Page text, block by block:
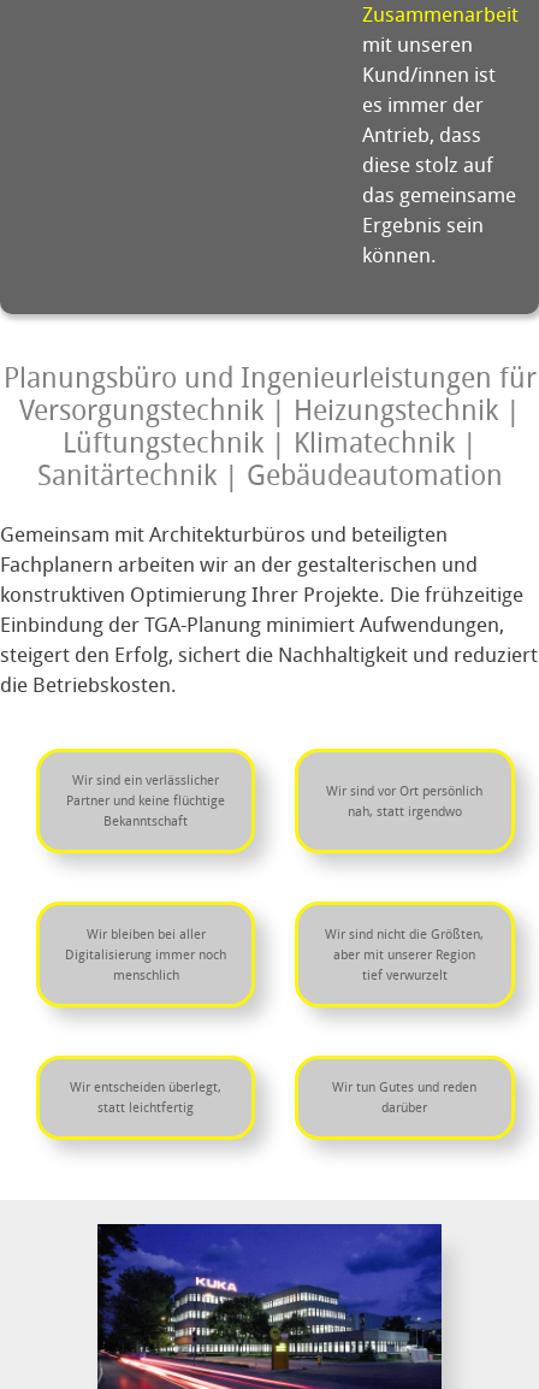
Zusammenarbeit
mit unseren
Kund/innen ist
es immer der
Antrieb, dass
diese stolz auf
das gemeinsame
Ergebnis sein
können.
Planungsbüro und Ingenieurleistungen für
Versorgungstechnik | Heizungstechnik |
Lüftungstechnik | Klimatechnik |
Sanitärtechnik | Gebäudeautomation
Gemeinsam mit Architekturbüros und beteiligten
Fachplanern arbeiten wir an der gestalterischen und
konstruktiven Optimierung Ihrer Projekte. Die frühzeitige
Einbindung der TGA-Planung minimiert Aufwendungen,
steigert den Erfolg, sichert die Nachhaltigkeit und reduziert
die Betriebskosten.
Wir sind ein verlässlicher
Partner und keine flüchtige
Bekanntschaft
Wir sind vor Ort persönlich
nah, statt irgendwo
Wir bleiben bei aller
Digitalisierung immer noch
menschlich
Wir sind nicht die Größten,
aber mit unserer Region
tief verwurzelt
Wir entscheiden überlegt,
statt leichtfertig
Wir tun Gutes und reden
darüber